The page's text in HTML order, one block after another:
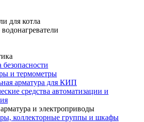
для котла
и термометры
арматура для КИП
средства автоматизации и
и электроприводы
коллекторные группы и шкафы